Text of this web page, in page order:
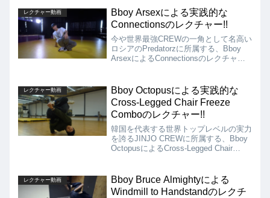
Transitionsを得意とするBboy Shaneな
らではのコンテンツですね!!
レクチャー動画
Bboy Arsexによる実践的な
Connectionsのレクチャー!!
今や世界最強CREWの一角として名高い
ロシアのPredatorzに所属する、Bboy
ArsexによるConnectionsのレクチャー
のような動きに連続して繋げていくのか
を考えるのは非常に難しく、そして楽し
い側面があります!!
レクチャー動画
Bboy Octopusによる実践的な
Cross-Legged Chair Freeze
Comboのレクチャー!!
韓国を代表する世界トップレベルの実力
を誇るJINJO CREWに所属する、Bboy
OctopusによるCross-Legged Chair
るにはそれなりの練習量が必要となりそ
うですが、ぜひ挑戦してみてください!!
レクチャー動画
Bboy Bruce Almightyによる
Windmill to Handstandのレクチ